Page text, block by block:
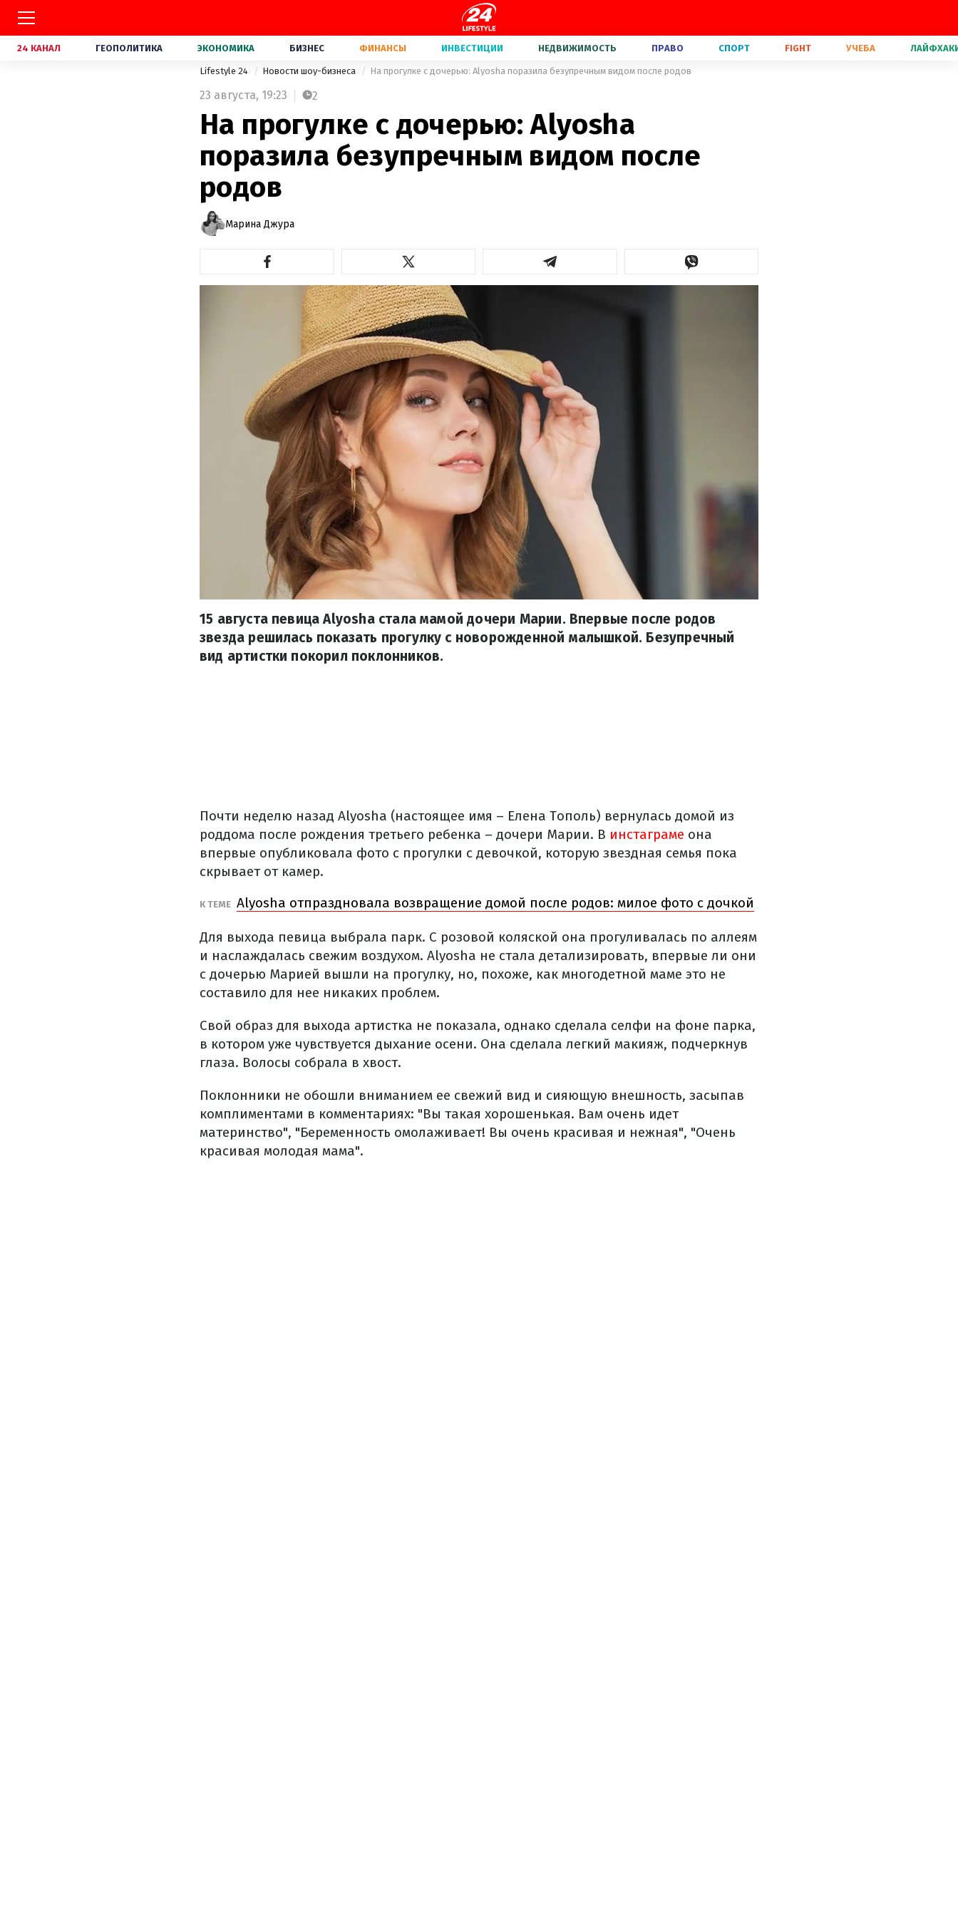
24 КАНАЛ ГЕОПОЛИТИКА ЭКОНОМИКА БИЗНЕС ФИНАНСЫ ИНВЕСТИЦИИ НЕДВИЖИМОСТЬ ПРАВО СПОРТ FIGHT УЧЕБА
Lifestyle 24 Новости шоу-бизнеса На прогулке с дочерью: Alyosha поразила безупречным видом после родов
23 августа, 19:23 2
На прогулке с дочерью: Alyosha
поразила безупречным видом после
родов
Марина Джура
15 августа певица Alyosha стала мамой дочери Марии. Впервые после родов
звезда решилась показать прогулку с новорожденной малышкой. Безупречный
вид артистки покорил поклонников.
Почти неделю назад Alyosha (настоящее имя – Елена Тополь) вернулась домой из
роддома после рождения третьего ребенка – дочери Марии. В инстаграме она
впервые опубликовала фото с прогулки с девочкой, которую звездная семья пока
скрывает от камер.
К ТЕМЕ Alyosha отпраздновала возвращение домой после родов: милое фото с дочкой
Для выхода певица выбрала парк. С розовой коляской она прогуливалась по аллеям
и наслаждалась свежим воздухом. Alyosha не стала детализировать, впервые ли они
с дочерью Марией вышли на прогулку, но, похоже, как многодетной маме это не
составило для нее никаких проблем.
Свой образ для выхода артистка не показала, однако сделала селфи на фоне парка,
в котором уже чувствуется дыхание осени. Она сделала легкий макияж, подчеркнув
глаза. Волосы собрала в хвост.
Поклонники не обошли вниманием ее свежий вид и сияющую внешность, засыпав
комплиментами в комментариях: "Вы такая хорошенькая. Вам очень идет
материнство", "Беременность омолаживает! Вы очень красивая и нежная", "Очень
красивая молодая мама".